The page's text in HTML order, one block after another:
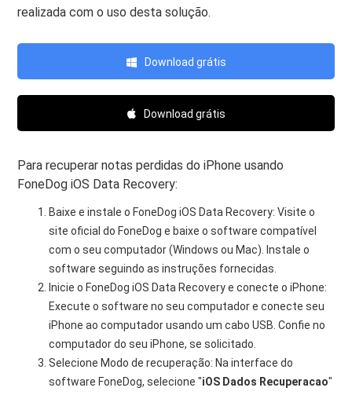
realizada com o uso desta solução.
Download grátis
Download grátis
Para recuperar notas perdidas do iPhone usando
FoneDog iOS Data Recovery:
Baixe e instale o FoneDog iOS Data Recovery: Visite o
site oficial do FoneDog e baixe o software compatível
com o seu computador (Windows ou Mac). Instale o
software seguindo as instruções fornecidas.
Inicie o FoneDog iOS Data Recovery e conecte o iPhone:
Execute o software no seu computador e conecte seu
iPhone ao computador usando um cabo USB. Confie no
computador do seu iPhone, se solicitado.
Selecione Modo de recuperação: Na interface do
software FoneDog, selecione "iOS Dados Recuperacao"